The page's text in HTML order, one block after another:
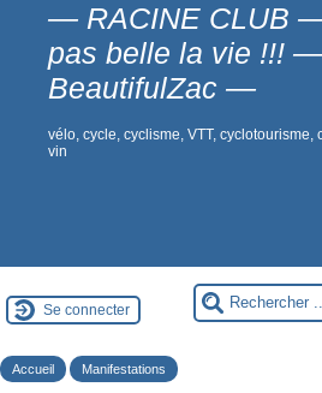
— RACINE CLUB
pas belle la vie !!!
BeautifulZac —
vélo, cycle, cyclisme, VTT, cyclotourisme,
vin
Se connecter
Accueil Manifestations